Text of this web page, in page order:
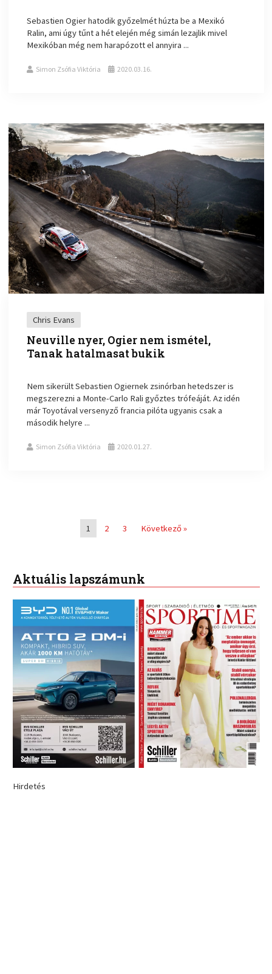
Sebastien Ogier hatodik győzelmét húzta be a Mexikó
Ralin, ami úgy tűnt a hét elején még simán lezajlik mivel
Mexikóban még nem harapózott el annyira ...
Simon Zsófia Viktória 2020.03.16.
Chris Evans
Neuville nyer, Ogier nem ismétel,
Tanak hatalmasat bukik
Nem sikerült Sebastien Ogiernek zsinórban hetedszer is
megszerezni a Monte-Carlo Rali győztes trófeáját. Az idén
már Toyotával versenyző francia pilóta ugyanis csak a
második helyre ...
Simon Zsófia Viktória 2020.01.27.
1 2 3 Következő »
Aktuális lapszámunk
Hirdetés